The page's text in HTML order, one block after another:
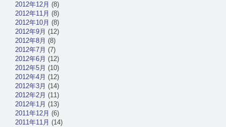
2012年12月 (8)
2012年11月 (8)
2012年10月 (8)
2012年9月 (12)
2012年8月 (8)
2012年7月 (7)
2012年6月 (12)
2012年5月 (10)
2012年4月 (12)
2012年3月 (14)
2012年2月 (11)
2012年1月 (13)
2011年12月 (6)
2011年11月 (14)